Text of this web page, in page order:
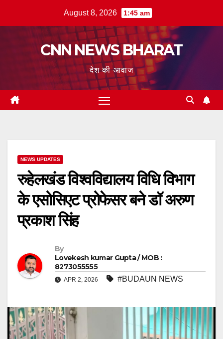
August 8, 2026 1:45 am
CNN NEWS BHARAT
देश की आवाज
NEWS UPDATES
रुहेलखंड विश्वविद्यालय विधि विभाग
के एसोसिएट प्रोफेसर बने डॉ अरुण
प्रकाश सिंह
By
Lovekesh kumar Gupta / MOB :
8273055555
APR 2, 2026 #BUDAUN NEWS